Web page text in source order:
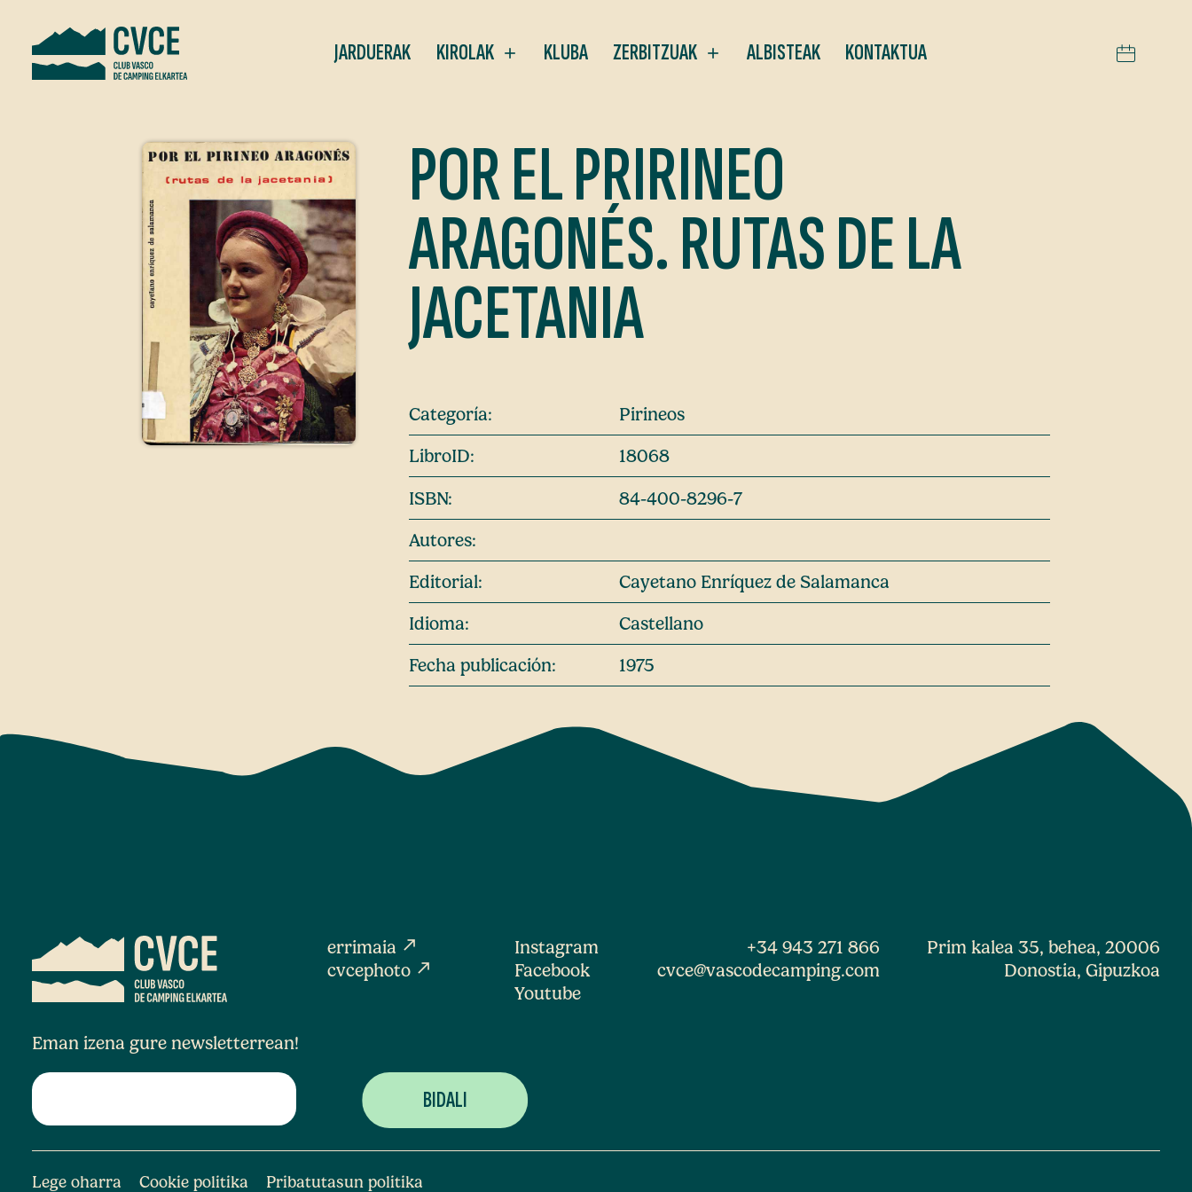
JARDUERAK KIROLAK KLUBA ZERBITZUAK ALBISTEAK KONTAKTUA
POR EL PRIRINEO
ARAGONÉS. RUTAS DE LA
JACETANIA
Categoría:
Pirineos
LibroID:
18068
ISBN:
84-400-8296-7
Autores:
Editorial:
Cayetano Enríquez de Salamanca
Idioma:
Castellano
Fecha publicación:
1975
errimaia north_east
cvcephoto north_east
Instagram
Facebook
Youtube
+34 943 271 866
cvce@vascodecamping.com
Prim kalea 35, behea, 20006
Donostia, Gipuzkoa
Eman izena gure newsletterrean!
Lege oharra Cookie politika Pribatutasun politika